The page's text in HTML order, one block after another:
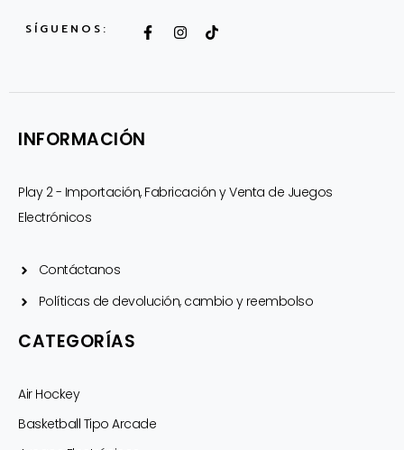
SÍGUENOS: F
a
o
I
n
g
T
i
k
INFORMACIÓN
Play 2 - Importación, Fabricación y Venta de Juegos
Electrónicos
Contáctanos
Políticas de devolución, cambio y reembolso
CATEGORÍAS
Air Hockey
Basketball Tipo Arcade